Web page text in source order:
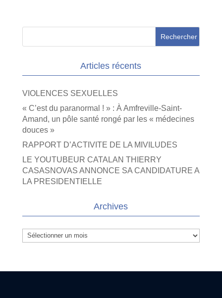
Articles récents
VIOLENCES SEXUELLES
« C’est du paranormal ! » : À Amfreville-Saint-
Amand, un pôle santé rongé par les « médecines
douces »
RAPPORT D’ACTIVITE DE LA MIVILUDES
LE YOUTUBEUR CATALAN THIERRY
CASASNOVAS ANNONCE SA CANDIDATURE A
LA PRESIDENTIELLE
Archives
Archives